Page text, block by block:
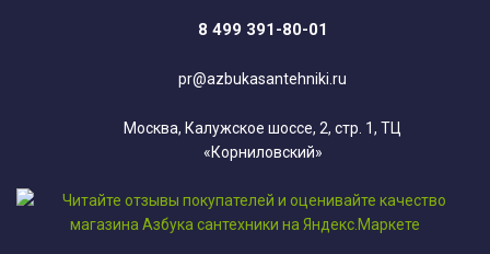
8 499 391-80-01
pr@azbukasantehniki.ru
Москва, Калужское шоссе, 2, стр. 1, ТЦ
«Корниловский»